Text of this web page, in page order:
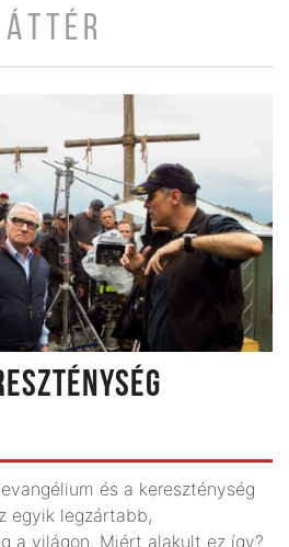
és a kereszténység
egyik legzártabb,
a világon. Miért alakult ez így?